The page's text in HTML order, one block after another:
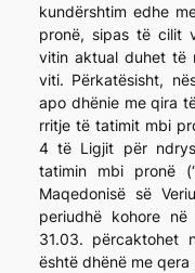
kundërshtim edhe
pronë, sipas të cilit
vitin aktual duhet të
viti. Përkatësisht,
apo dhënie me qira
rritje të tatimit mbi
4 të Ligjit për
tatimin mbi pronë
Maqedonisë së
periudhë kohore
31.03. përcaktohet
është dhënë me